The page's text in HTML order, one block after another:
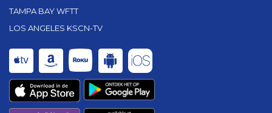
TAMPA BAY WFTT
LOS ANGELES KSCN-TV